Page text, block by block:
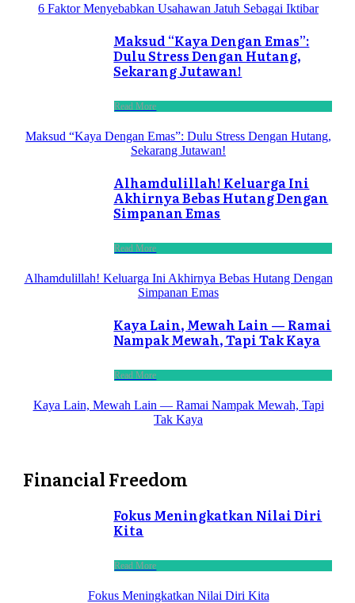
6 Faktor Menyebabkan Usahawan Jatuh Sebagai Iktibar
Maksud “Kaya Dengan Emas”:
Dulu Stress Dengan Hutang,
Sekarang Jutawan!
Read More
Maksud “Kaya Dengan Emas”: Dulu Stress Dengan Hutang,
Sekarang Jutawan!
Alhamdulillah! Keluarga Ini
Akhirnya Bebas Hutang Dengan
Simpanan Emas
Read More
Alhamdulillah! Keluarga Ini Akhirnya Bebas Hutang Dengan
Simpanan Emas
Kaya Lain, Mewah Lain — Ramai
Nampak Mewah, Tapi Tak Kaya
Read More
Kaya Lain, Mewah Lain — Ramai Nampak Mewah, Tapi
Tak Kaya
Financial Freedom
Fokus Meningkatkan Nilai Diri
Kita
Read More
Fokus Meningkatkan Nilai Diri Kita